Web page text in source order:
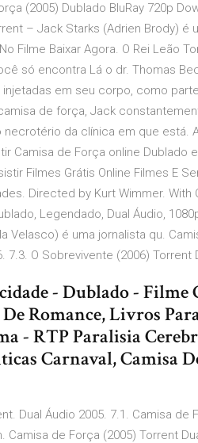
(2005) Dublado BluRay 720p
– Jack Starks (Adrien Brody) é
Filme Baixar Agora. O Rei Leão
só encontra Lá o dr. Thomas
em seu corpo, como
de força, Jack
da clínica em que está.
Camisa de Força online Dublado
Filmes Grátis Online Filmes E
Directed by Kurt Wimmer. With
Legendado, Dual Áudio,
Velasco) é uma jornalista qu.
O Sobrevivente (2006) Torrent
- Dublado -
Romance, Livros
- RTP Paralisia
Carnaval, Camisa
Dual Áudio 2005. 7.1. Camisa de
de Força (2005) Torrent